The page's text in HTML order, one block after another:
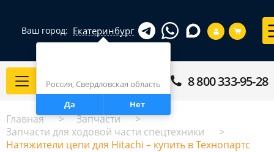
Ваш город: Екатеринбург
Россия, Свердловская область
Да
Нет
Каталог 8 800 333-95-28
Главная
Запчасти
Запчасти для ходовой части спецтехники
Натяжители цепи для Hitachi – купить в Технопартс